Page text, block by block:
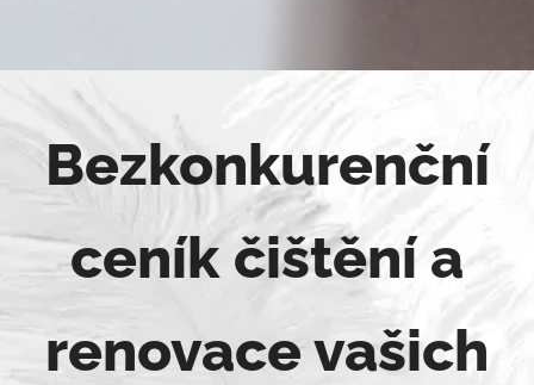
Bezkonkurenční
ceník čištění a
renovace vašich